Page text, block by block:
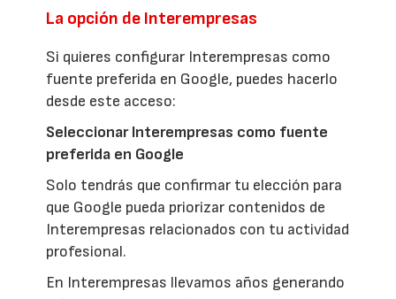
La opción de Interempresas
Si quieres configurar Interempresas como
fuente preferida en Google, puedes hacerlo
desde este acceso:
Seleccionar Interempresas como fuente
preferida en Google
Solo tendrás que confirmar tu elección para
que Google pueda priorizar contenidos de
Interempresas relacionados con tu actividad
profesional.
En Interempresas llevamos años generando